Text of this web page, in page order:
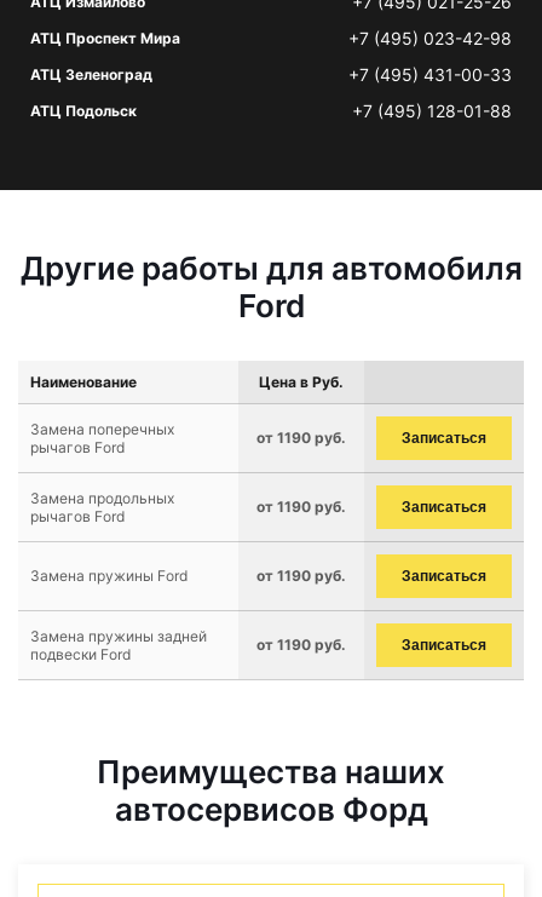
АТЦ Проспект Мира +7 (495) 023-42-98
АТЦ Зеленоград +7 (495) 431-00-33
АТЦ Подольск +7 (495) 128-01-88
Другие работы для автомобиля
Ford
Наименование Цена в Руб.
Замена поперечных
рычагов Ford
от 1190 руб. Записаться
Замена продольных
рычагов Ford
от 1190 руб. Записаться
Замена пружины Ford от 1190 руб. Записаться
Замена пружины задней
подвески Ford
от 1190 руб. Записаться
Преимущества наших
автосервисов Форд